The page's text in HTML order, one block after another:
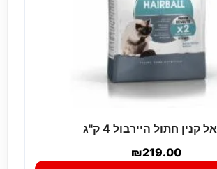
קנין חתול היירבול 4 ק"ג
₪219.00